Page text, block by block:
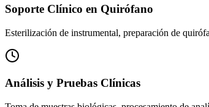
Soporte Clínico en Quirófano
Esterilización de instrumental, preparación de
Análisis y Pruebas Clínicas